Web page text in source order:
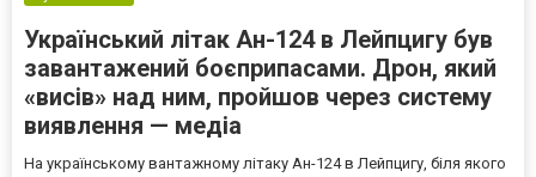
Український літак Ан-124 в Лейпцигу був
завантажений боєприпасами. Дрон, який
«висів» над ним, пройшов через систему
виявлення — медіа
На українському вантажному літаку Ан-124 в Лейпцигу, біля якого